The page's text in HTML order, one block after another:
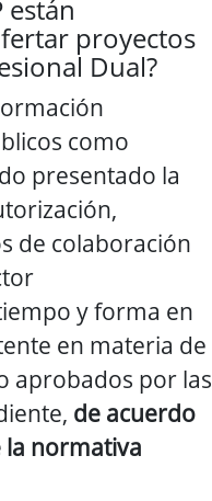
están
proyectos
Dual?
como
presentado la
de colaboración
y forma en
en materia de
aprobados por las
de acuerdo
normativa